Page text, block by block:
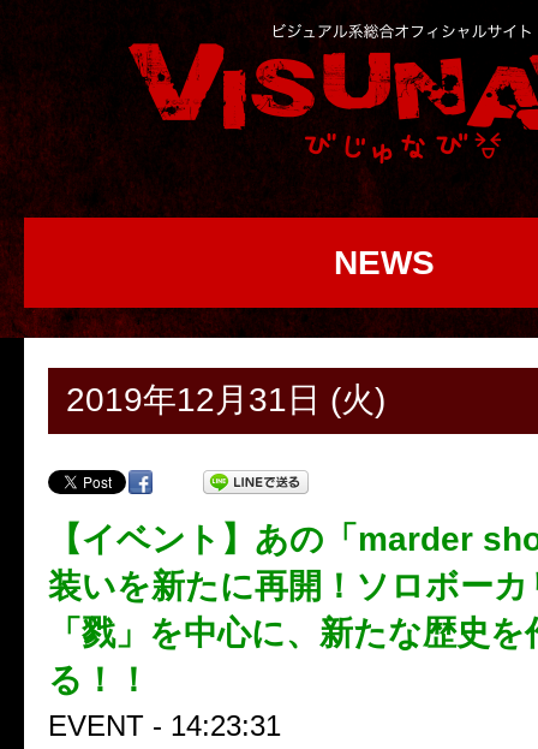
NEWS
2019年12月31日 (火)
【イベント】あの「marder
装いを新たに再開！ソロボー
「戮」を中心に、新たな歴史
る！！
EVENT - 14:23:31